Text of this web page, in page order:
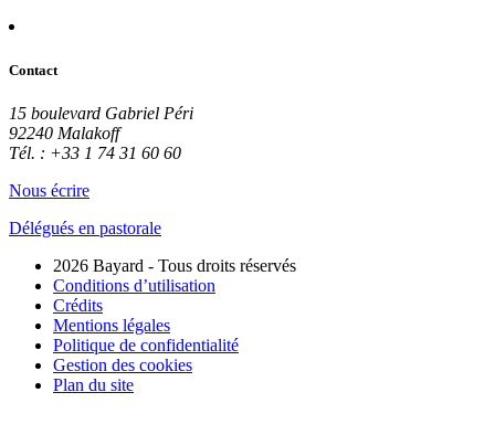
Contact
15 boulevard Gabriel Péri
92240 Malakoff
Tél. : +33 1 74 31 60 60
Nous écrire
Délégués en pastorale
2026 Bayard - Tous droits réservés
Conditions d’utilisation
Crédits
Mentions légales
Politique de confidentialité
Gestion des cookies
Plan du site